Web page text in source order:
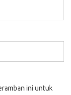
ini untuk